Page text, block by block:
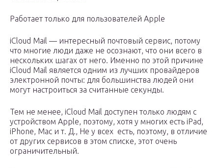
Работает только для пользователей Apple
iCloud Mail — интересный почтовый сервис, потому
что многие люди даже не осознают, что они всего в
нескольких шагах от него. Именно по этой причине
iCloud Mail является одним из лучших провайдеров
электронной почты: для большинства людей они
могут настроиться за считанные секунды.
Тем не менее, iCloud Mail доступен только людям с
устройством Apple, поэтому, хотя у многих есть iPad,
iPhone, Mac и т. Д., Не у всех есть, поэтому, в отличие
от других сервисов в этом списке, этот очень
ограничительный.